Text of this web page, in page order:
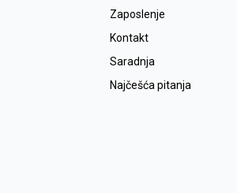
Zaposlenje
Kontakt
Saradnja
Najčešća pitanja